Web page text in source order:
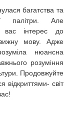
багатства та
палітри. Але
вас інтерес до
мову. Адже
нюансна
розуміння
Продовжуйте
відкриттями- світ